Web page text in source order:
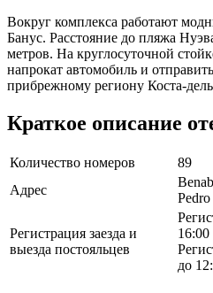
Вокруг комплекса работают
Банус. Расстояние до пляжа
метров. На круглосуточной
напрокат автомобиль и
прибрежному региону Коста-
Краткое описание
Количество номеров
89
Адрес
Регистрация заезда и
выезда постояльцев
16:00
до